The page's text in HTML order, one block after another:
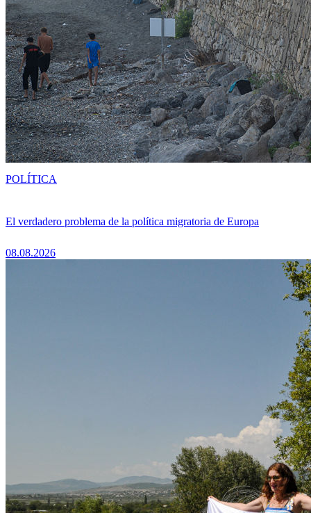
El verdadero problema de la política migratoria de Europa
08.08.2026
POLÍTICA